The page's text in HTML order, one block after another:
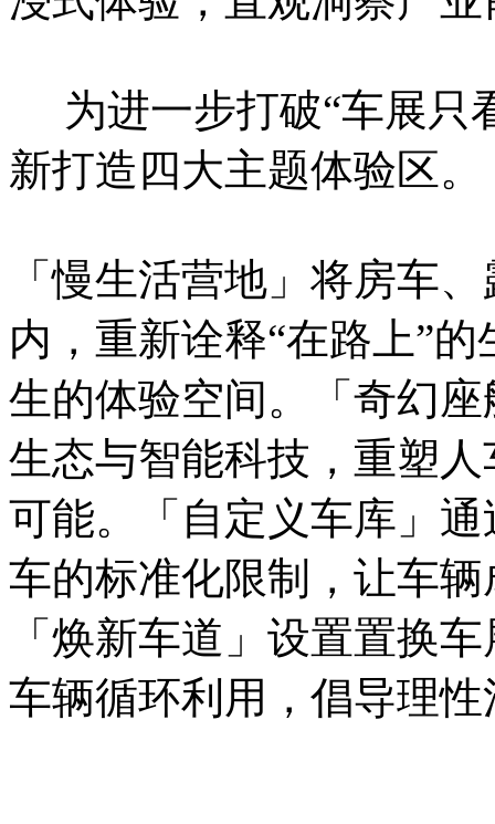
为进一步打破“车展只
新打造四大主题体验区。
「慢生活营地」将房车
内，重新诠释“在路上”
生的体验空间。「奇幻
生态与智能科技，重塑
可能。「自定义车库」
车的标准化限制，让车
「焕新车道」设置置换
车辆循环利用，倡导理